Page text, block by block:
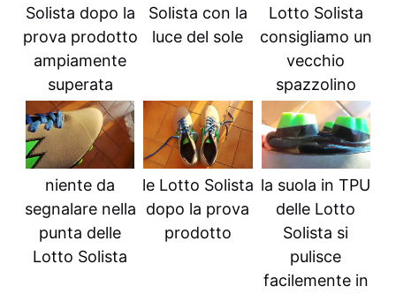
Solista dopo la
prova prodotto
ampiamente
superata
Solista con la
luce del sole
Lotto Solista
consigliamo un
vecchio
spazzolino
niente da
segnalare nella
punta delle
Lotto Solista
le Lotto Solista
dopo la prova
prodotto
la suola in TPU
delle Lotto
Solista si
pulisce
facilemente in